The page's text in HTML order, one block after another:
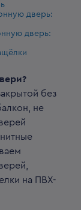
дверь:
дверь:
без
не
на ПВХ-